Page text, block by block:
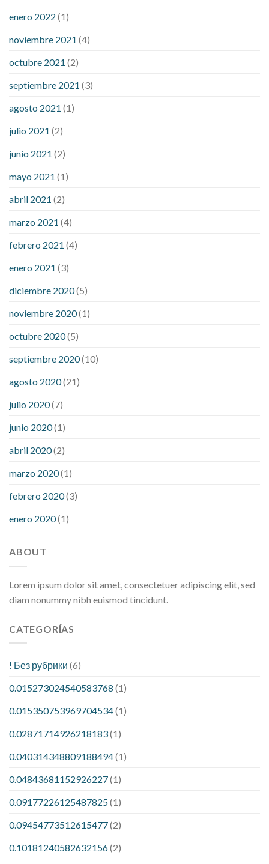
enero 2022 (1)
noviembre 2021 (4)
octubre 2021 (2)
septiembre 2021 (3)
agosto 2021 (1)
julio 2021 (2)
junio 2021 (2)
mayo 2021 (1)
abril 2021 (2)
marzo 2021 (4)
febrero 2021 (4)
enero 2021 (3)
diciembre 2020(5)
noviembre 2020(1)
octubre 2020(5)
septiembre 2020(10)
agosto 2020(21)
julio 2020(7)
junio 2020(1)
abril 2020(2)
marzo 2020(1)
febrero 2020(3)
enero 2020(1)
ABOUT
Lorem ipsum dolor sit amet, consectetuer adipiscing elit, sed
diam nonummy nibh euismod tincidunt.
CATEGORÍAS
! Без рубрики (6)
0.015273024540583768 (1)
0.015350753969704534(1)
0.02871714926218183(1)
0.040314348809188494(1)
0.04843681152926227(1)
0.09177226125487825(1)
0.09454773512615477(2)
0.10181240582632156(2)